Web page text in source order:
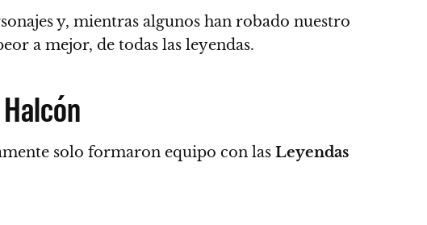
y, mientras algunos han robado nuestro
a mejor, de todas las leyendas.
solo formaron equipo con las Leyendas